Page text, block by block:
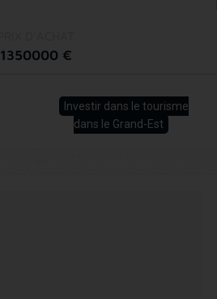
1350000 €
Investir dans le tourisme
dans le Grand-Est